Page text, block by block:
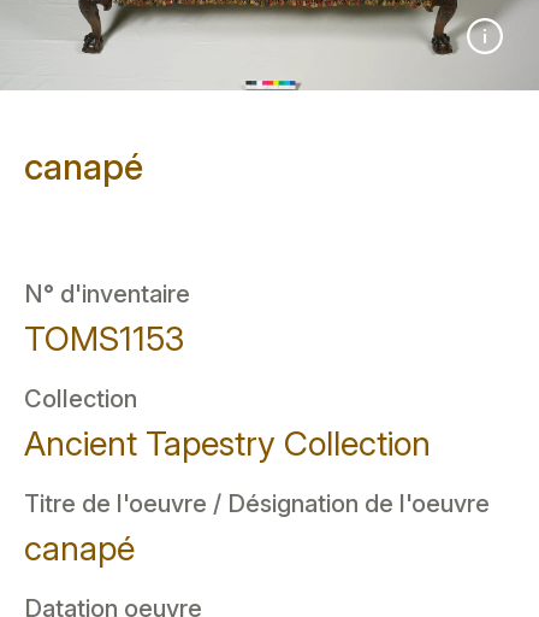
canapé
N° d'inventaire
TOMS1153
Collection
Ancient Tapestry Collection
Titre de l'oeuvre / Désignation de l'oeuvre
canapé
Datation oeuvre